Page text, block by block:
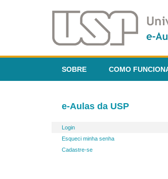
SOBRE COMO
e-Aulas da USP
Login
Esqueci minha senha
Cadastre-se